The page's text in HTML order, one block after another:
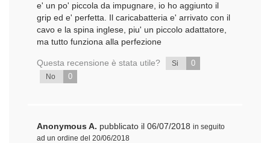
e' un po' piccola da impugnare, io ho aggiunto il
grip ed e' perfetta. Il caricabatteria e' arrivato con il
cavo e la spina inglese, piu' un piccolo adattatore,
ma tutto funziona alla perfezione
Questa recensione è stata utile? Si 0
No 0
Anonymous A. pubblicato il 06/07/2018 in seguito
ad un ordine del 20/06/2018